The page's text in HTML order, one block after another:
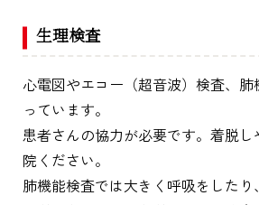
生理検査
心電図やエコー（超音波）検査、
っています。
患者さんの協力が必要です。着脱
院ください。
肺機能検査では大きく呼吸をした